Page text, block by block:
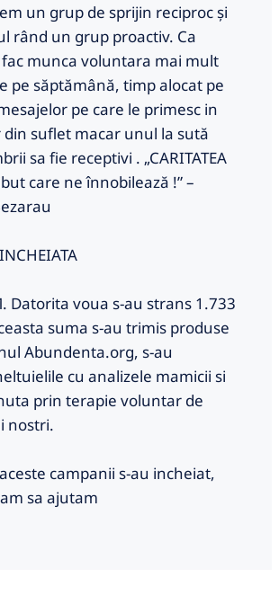
un grup de sprijin reciproc și
rând un grup proactiv. Ca
munca voluntara mai mult
pe săptămână, timp alocat pe
pe care le primesc in
din suflet macar unul la sută
sa fie receptivi . „CARITATEA
care ne înnobilează !” –
Datorita voua s-au strans 1.733
suma s-au trimis produse
Abundenta.org, s-au
cu analizele mamicii si
prin terapie voluntar de
nostri.
campanii s-au incheiat,
sa ajutam